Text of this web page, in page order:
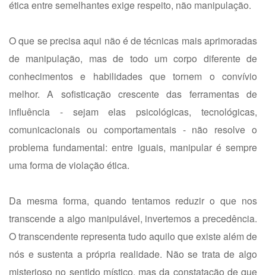
ética entre semelhantes exige respeito, não manipulação.
O que se precisa aqui não é de técnicas mais aprimoradas
de manipulação, mas de todo um corpo diferente de
conhecimentos e habilidades que tornem o convívio
melhor. A sofisticação crescente das ferramentas de
influência - sejam elas psicológicas, tecnológicas,
comunicacionais ou comportamentais - não resolve o
problema fundamental: entre iguais, manipular é sempre
uma forma de violação ética.
Da mesma forma, quando tentamos reduzir o que nos
transcende a algo manipulável, invertemos a precedência.
O transcendente representa tudo aquilo que existe além de
nós e sustenta a própria realidade. Não se trata de algo
misterioso no sentido místico, mas da constatação de que